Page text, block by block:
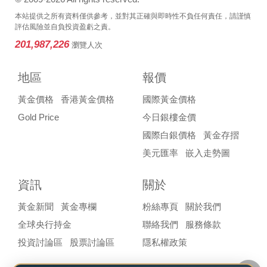
本站提供之所有資料僅供參考，並對其正確與即時性不負任何責任，請謹慎
評估風險並自負投資盈虧之責。
201,987,226 瀏覽人次
地區
黃金價格
香港黃金價格
Gold Price
報價
國際黃金價格
今日銀樓金價
國際白銀價格
黃金存摺
美元匯率
嵌入走勢圖
資訊
黃金新聞
黃金專欄
全球央行持金
投資討論區
股票討論區
關於
粉絲專頁
關於我們
聯絡我們
服務條款
隱私權政策